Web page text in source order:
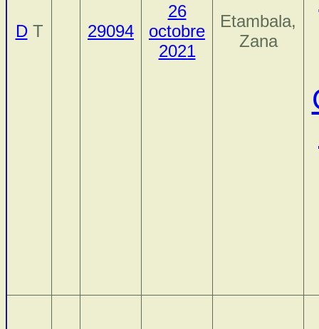
DT 29094
26
octobre
2021
Etambala,
Zana